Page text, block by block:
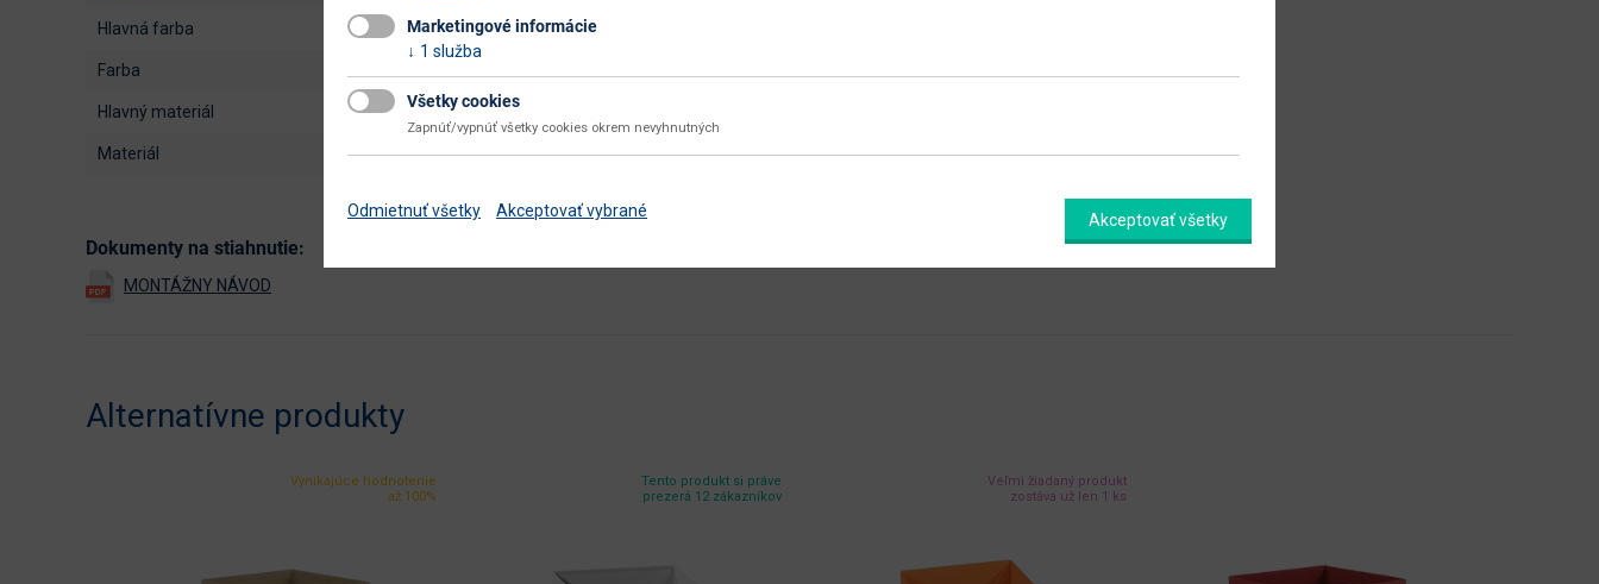
hlavná farba zelená
farba
hlavný materiál
materiál látka
Dokumenty na stiahnutie:
Alternatívne produkty
Vynikajúce hodnotenie
až 100%
Tento produkt si práve
prezerá 12 zákazníkov
Veľmi žiadaný produkt
zostáva už len 1 ks
Marketingové informácie
1 služba
Všetky cookies
Zapnúť/vypnúť všetky cookies okrem nevyhnutných
Odmietnuť všetky Akceptovať vybrané Akceptovať všetky